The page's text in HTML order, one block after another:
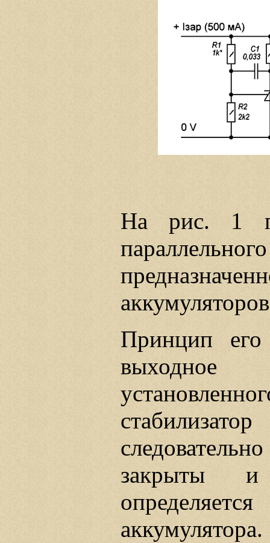
На рис. 1
Принцип
выходное
закрыты и
аккумулятора.